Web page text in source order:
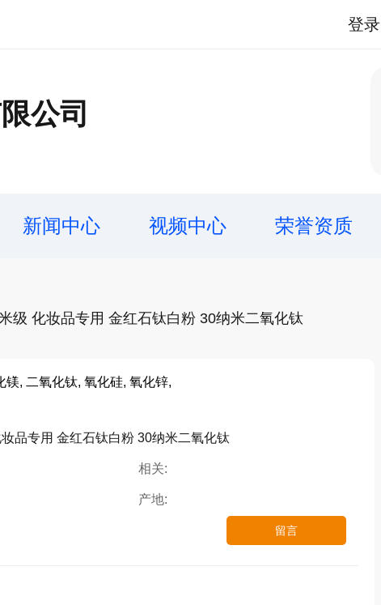
登录
公司
新闻中心 视频中心 荣誉资质
级 化妆品专用 金红石钛白粉 30纳米二氧化钛
, 二氧化钛, 氧化硅, 氧化锌,
品专用 金红石钛白粉 30纳米二氧化钛
相关:
产地:
留言